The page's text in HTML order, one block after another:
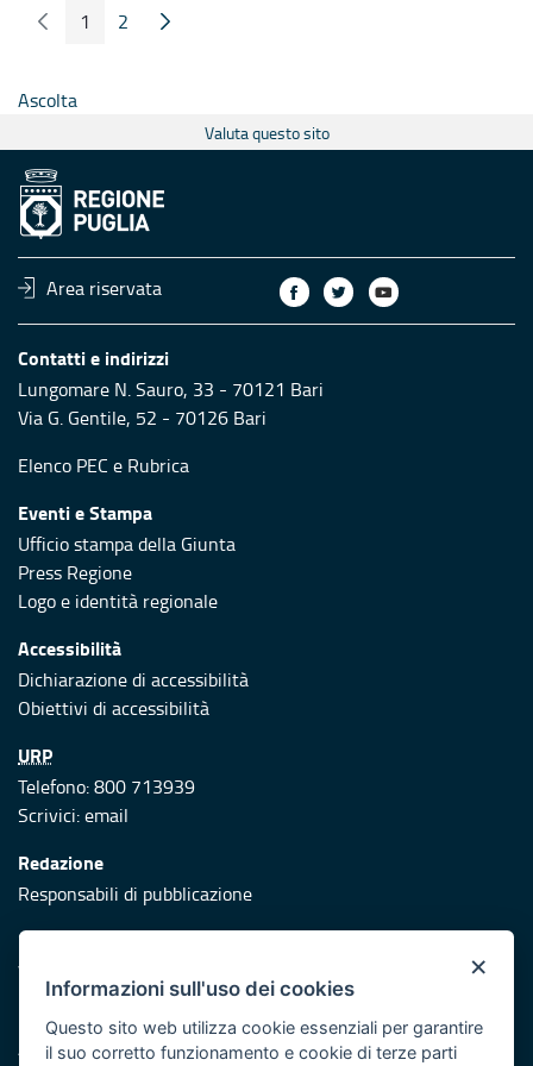
Pagina Precedente
Pagina
1 Pagina
2 Pagina Seguente
Ascolta
Valuta questo sito
Area riservata
Contatti e indirizzi
Lungomare N. Sauro, 33 - 70121 Bari
Via G. Gentile, 52 - 70126 Bari
Elenco PEC e Rubrica
Eventi e Stampa
Ufficio stampa della Giunta
Press Regione
Logo e identità regionale
Accessibilità
Dichiarazione di accessibilità
Obiettivi di accessibilità
URP
Telefono: 800 713939
Scrivici:email
Redazione
Responsabili di pubblicazione
Protezione civile
Vai al sito di Protezione Civile Puglia
Iniziativa finanziata con risorse del POR Puglia 2014/2020 -
Asse XI
×
Informazioni sull'uso dei cookies
Questo sito web utilizza cookie essenziali per garantire
il suo corretto funzionamento e cookie di terze parti